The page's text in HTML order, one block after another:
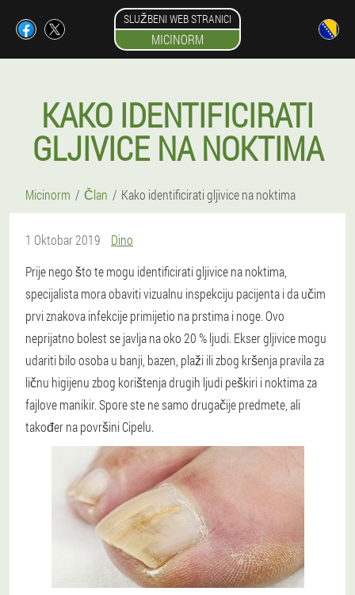
SLUŽBENI WEB STRANICI
MICINORM
KAKO IDENTIFICIRATI
GLJIVICE NA NOKTIMA
Micinorm Član Kako identificirati gljivice na noktima
1 Oktobar 2019
Dino
Prije nego što te mogu identificirati gljivice na noktima,
specijalista mora obaviti vizualnu inspekciju pacijenta i da učim
prvi znakova infekcije primijetio na prstima i noge. Ovo
neprijatno bolest se javlja na oko 20 % ljudi. Ekser gljivice mogu
udariti bilo osoba u banji, bazen, plaži ili zbog kršenja pravila za
ličnu higijenu zbog korištenja drugih ljudi peškiri i noktima za
fajlove manikir. Spore ste ne samo drugačije predmete, ali
također na površini Cipelu.